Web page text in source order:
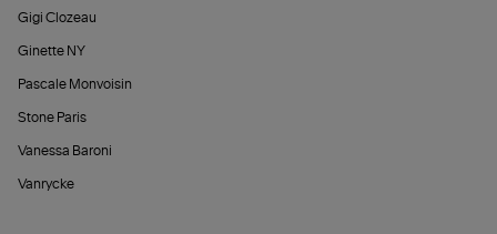
Gigi Clozeau
Ginette NY
Pascale Monvoisin
Stone Paris
Vanessa Baroni
Vanrycke